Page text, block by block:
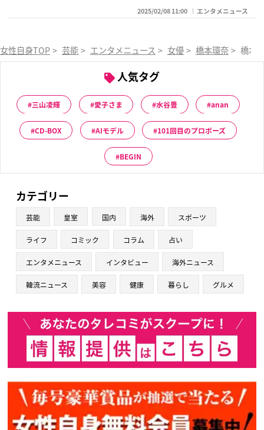
2025/02/08 11:00 エンタメニュース
女性自身TOP > 芸能 > エンタメニュース > 女優 > 橋本環奈 > 橋本
人気タグ
三山凌輝 愛子さま 水谷豊 anan
CD-BOX AIモデル 101回目のプロポーズ
BEGIN
カテゴリー
芸能 皇室 国内 海外 スポーツ
ライフ コミック コラム 占い
エンタメニュース インタビュー 海外ニュース
韓流ニュース 美容 健康 暮らし グルメ